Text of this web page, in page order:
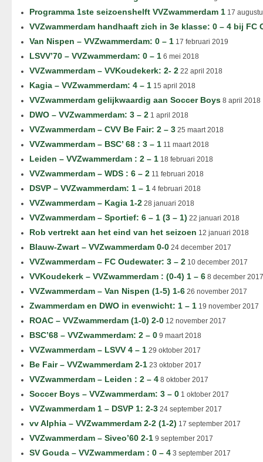
Programma 1ste seizoenshelft VVZwammerdam 1 17
VVZwammerdam handhaaft zich in 3e klasse: 0 – 4 bij FC
Van Nispen – VVZwammerdam: 0 – 1 17 februari 2019
LSVV’70 – VVZwammerdam: 0 – 1 6 mei 2018
VVZwammerdam – VVKoudekerk: 2- 2 22 april 2018
Kagia – VVZwammerdam: 4 – 1 15 april 2018
VVZwammerdam gelijkwaardig aan Soccer Boys 8 april 2018
DWO – VVZwammerdam: 3 – 2 1 april 2018
VVZwammerdam – CVV Be Fair: 2 – 3 25 maart 2018
VVZwammerdam – BSC’ 68 : 3 – 1 11 maart 2018
Leiden – VVZwammerdam : 2 – 1 18 februari 2018
VVZwammerdam – WDS : 6 – 2 11 februari 2018
DSVP – VVZwammerdam: 1 – 1 4 februari 2018
VVZwammerdam – Kagia 1-2 28 januari 2018
VVZwammerdam – Sportief: 6 – 1 (3 – 1) 22 januari 2018
Rob vertrekt aan het eind van het seizoen 12 januari 2018
Blauw-Zwart – VVZwammerdam 0-0 24 december 2017
VVZwammerdam – FC Oudewater: 3 – 2 10 december 2017
VVKoudekerk – VVZwammerdam : (0-4) 1 – 6 8 december 2017
VVZwammerdam – Van Nispen (1-5) 1-6 26 november 2017
Zwammerdam en DWO in evenwicht: 1 – 1 19 november 2017
ROAC – VVZwammerdam (1-0) 2-0 12 november 2017
BSC’68 – VVZwammerdam: 2 – 0 9 maart 2018
VVZwammerdam – LSVV 4 – 1 29 oktober 2017
Be Fair – VVZwammerdam 2-1 23 oktober 2017
VVZwammerdam – Leiden : 2 – 4 8 oktober 2017
Soccer Boys – VVZwammerdam: 3 – 0 1 oktober 2017
VVZwammerdam 1 – DSVP 1: 2-3 24 september 2017
vv Alphia – VVZwammerdam 2-2 (1-2) 17 september 2017
VVZwammerdam – Siveo’60 2-1 9 september 2017
SV Gouda – VVZwammerdam : 0 – 4 3 september 2017